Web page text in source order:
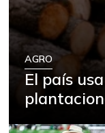
AGRO
El país